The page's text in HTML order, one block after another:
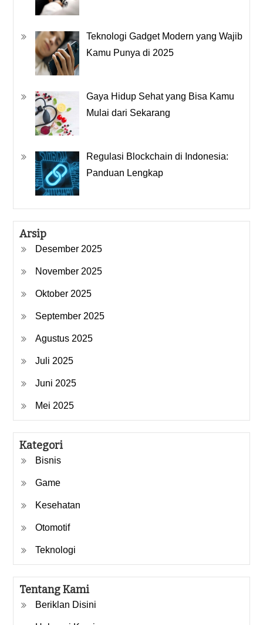
Teknologi Gadget Modern yang Wajib
Kamu Punya di 2025
Gaya Hidup Sehat yang Bisa Kamu
Mulai dari Sekarang
Regulasi Blockchain di Indonesia:
Panduan Lengkap
Arsip
Desember 2025
November 2025
Oktober 2025
September 2025
Agustus 2025
Juli 2025
Juni 2025
Mei 2025
Kategori
Bisnis
Game
Kesehatan
Otomotif
Teknologi
Tentang Kami
Beriklan Disini